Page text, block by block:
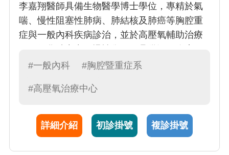
李嘉翔醫師具備生物醫學博士學位，專精於氣
喘、慢性阻塞性肺病、肺結核及肺癌等胸腔重
症與一般內科疾病診治，並於高壓氧輔助治療
驗。現任一般內科主任暨內科部 PGY 教學推動
實務；其臨床解說耐心詳盡且深具同理心，備
域皆貢獻卓著，多次榮獲院級「傑出教學主治
醫師」與「優良主治醫師」殊榮，目前正持續
引領科部優化醫療品質，致力建構優質的一般
#一般內科 #胸腔暨重症系
#高壓氧治療中心
詳細介紹 初診掛號 複診掛號